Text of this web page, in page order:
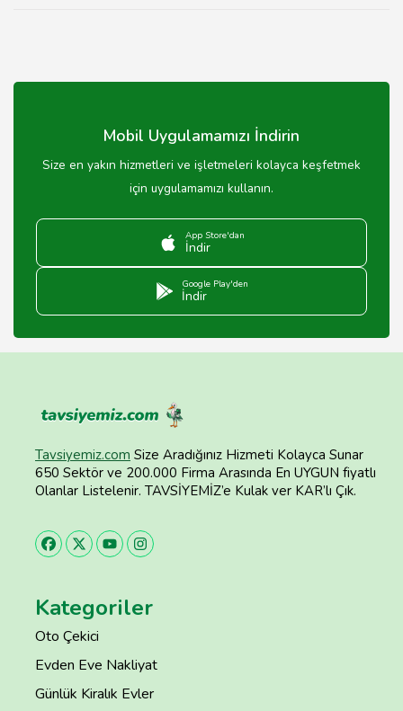
Mobil Uygulamamızı İndirin
Size en yakın hizmetleri ve işletmeleri kolayca keşfetmek
için uygulamamızı kullanın.
App Store'dan
İndir
Google Play'den
İndir
Tavsiyemiz.com Size Aradığınız Hizmeti Kolayca Sunar
650 Sektör ve 200.000 Firma Arasında En UYGUN fiyatlı
Olanlar Listelenir. TAVSİYEMİZ’e Kulak ver KAR’lı Çık.
Kategoriler
Oto Çekici
Evden Eve Nakliyat
Günlük Kiralık Evler